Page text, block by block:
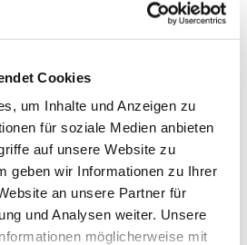
Cookies
um Inhalte und Anzeigen zu
für soziale Medien anbieten
auf unsere Website zu
geben wir Informationen zu Ihrer
an unsere Partner für
und Analysen weiter. Unsere
möglicherweise mit